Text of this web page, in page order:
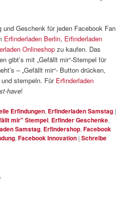
und Geschenk für jeden Facebook Fan
Erfinderladen Berlin, Erfinderladen
Onlineshop zu kaufen. Das
gibt’s mit „Gefällt mir“-Stempel für
– „Gefällt mir“- Button drücken,
stempeln. Für Erfinderladen
have!
Erfindungen, Erfinderladen Samstag |
mir" Stempel, Erfinder Geschenke,
Samstag, Erfindershop,Facebook
,Facebook Innovation |Schreibe